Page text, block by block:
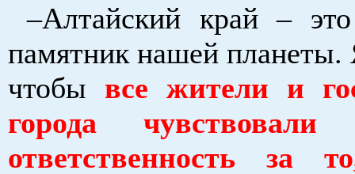
–Алтайский край –
памятник нашей планеты.
чтобы все жители и
города
ответственность за